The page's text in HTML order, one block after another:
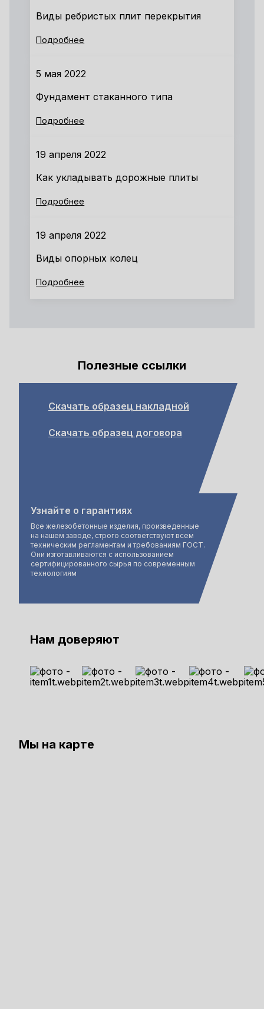
Виды ребристых плит перекрытия
Подробнее
5 мая 2022
Фундамент стаканного типа
Подробнее
19 апреля 2022
Как укладывать дорожные плиты
Подробнее
19 апреля 2022
Виды опорных колец
Подробнее
Полезные ссылки
Скачать образец накладной
Скачать образец договора
Узнайте о гарантиях
Все железобетонные изделия, произведенные
на нашем заводе, строго соответствуют всем
техническим регламентам и требованиям ГОСТ.
Они изготавливаются с использованием
сертифицированного сырья по современным
технологиям
Нам доверяют
Мы на карте